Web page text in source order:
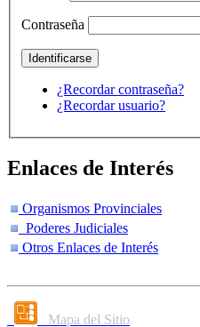
Contraseña
¿Recordar contraseña?
¿Recordar usuario?
Enlaces de Interés
Organismos Provinciales
Poderes Judiciales
Otros Enlaces de Interés
Mapa del Sitio